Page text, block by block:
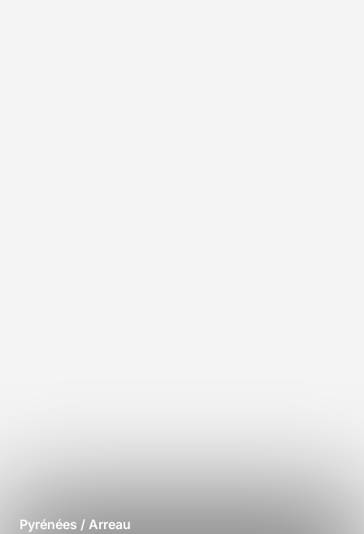
Pyrénées / Arreau